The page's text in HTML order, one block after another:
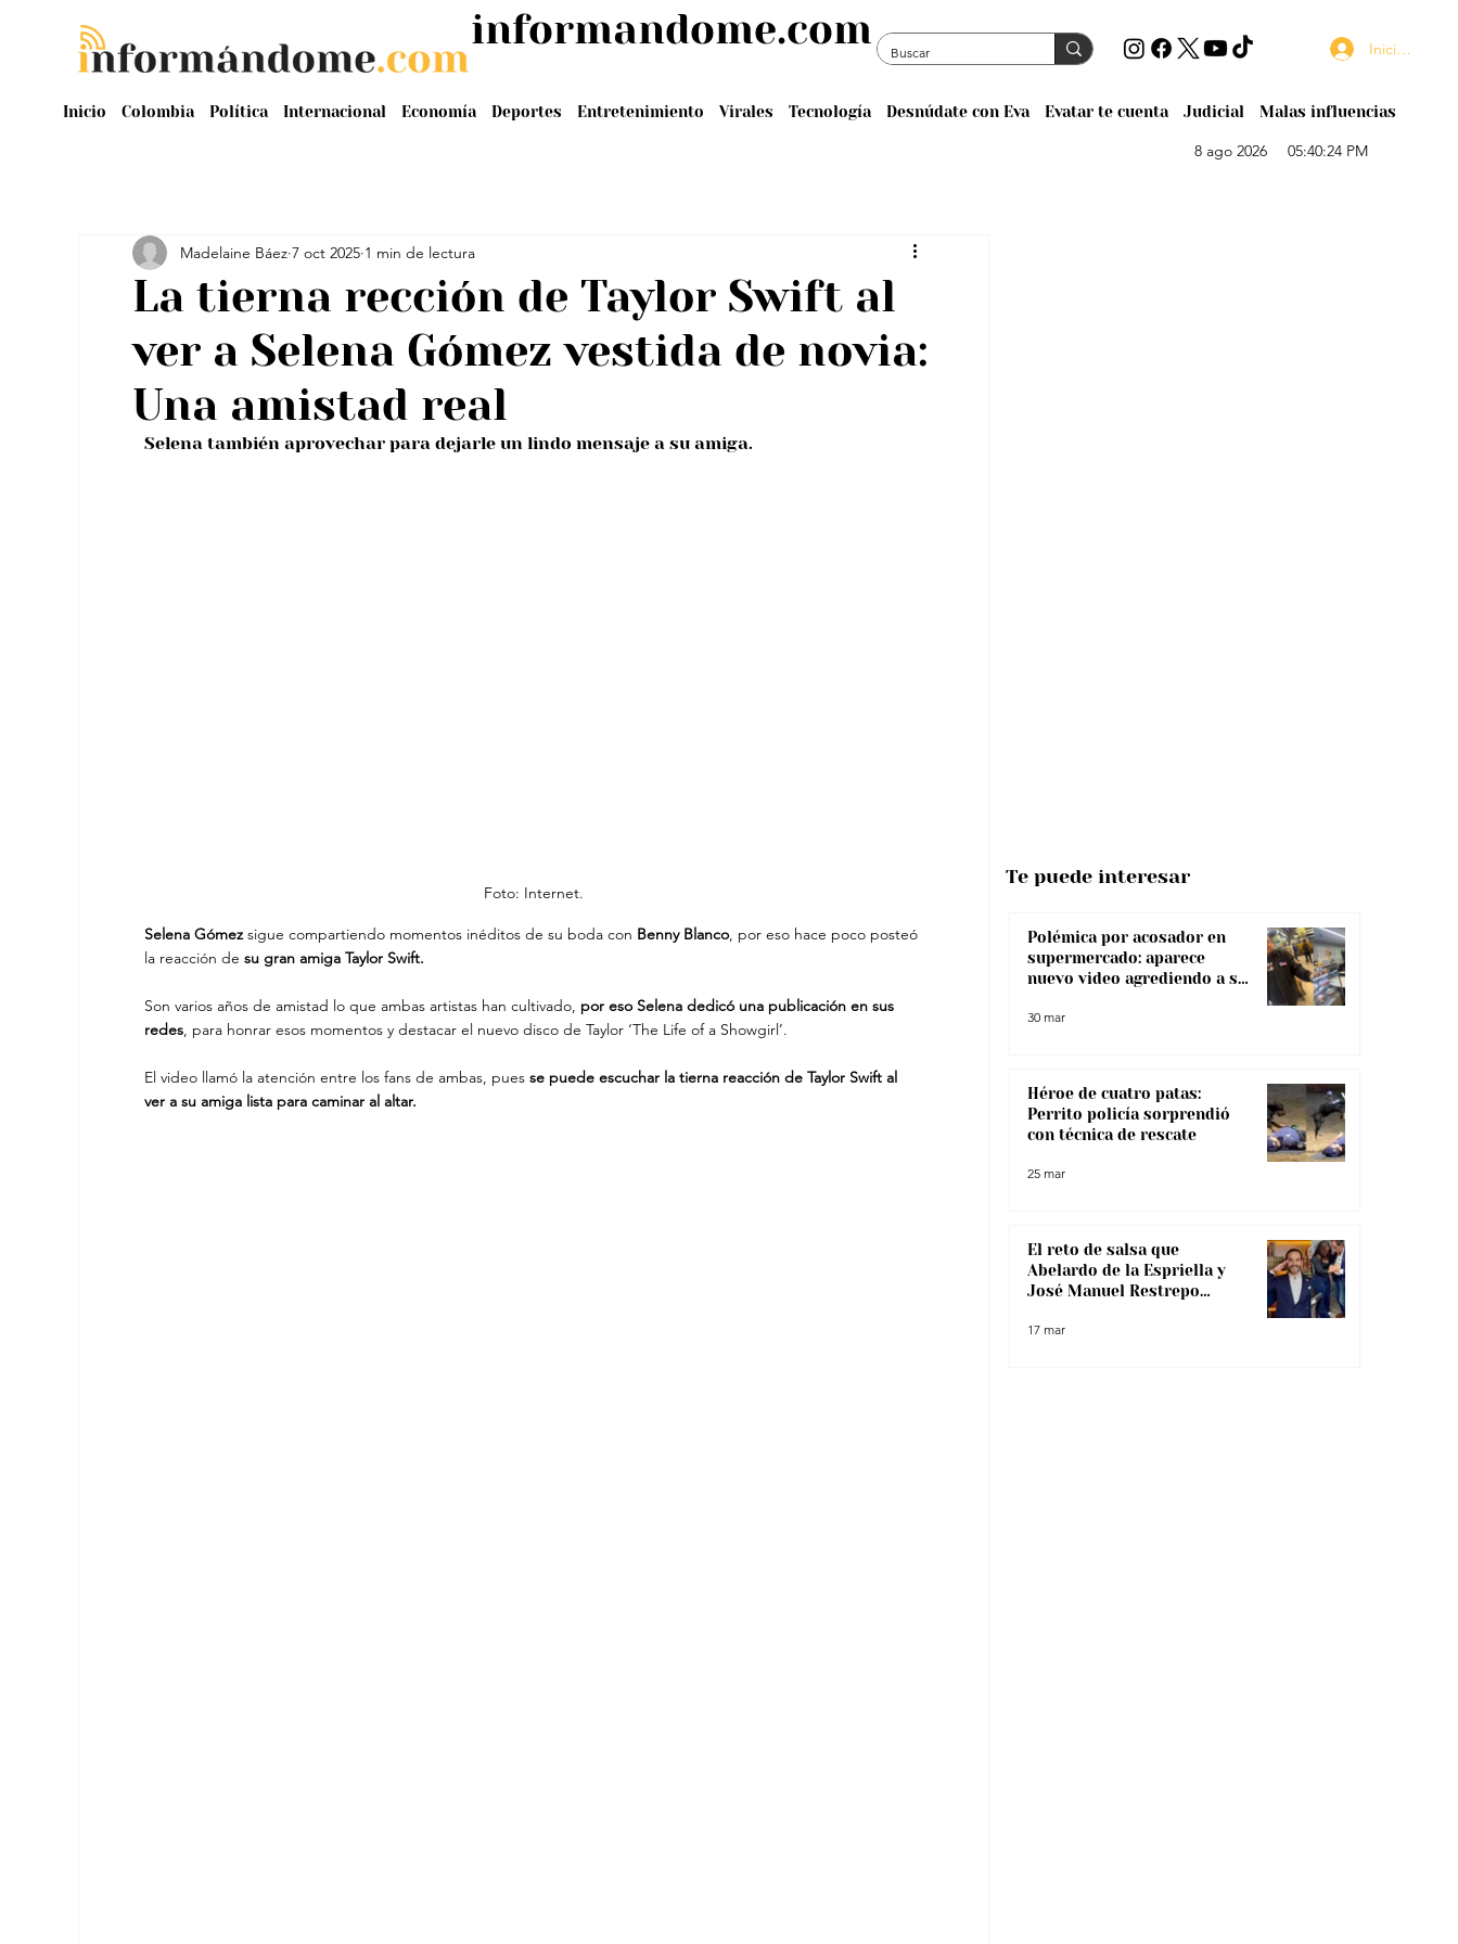
Inicio Colombia Política Internacional Economía Deportes Entretenimiento Virales Tecnología Desnúdate con Eva Evatar te cuenta Judicial Malas influencias
Iniciar sesión
8 ago 2026 05:40:24 PM
informandome.com
La tierna rección de Taylor Swift al
ver a Selena Gómez vestida de novia:
Una amistad real
Madelaine Báez 7 oct 2025 1 min de lectura
Selena también aprovechar para dejarle un lindo mensaje a su amiga.
Foto: Internet.
Selena Gómez sigue compartiendo momentos inéditos de su boda con Benny Blanco, por eso hace poco posteó
la reacción de su gran amiga Taylor Swift.
Son varios años de amistad lo que ambas artistas han cultivado, por eso Selena dedicó una publicación en sus
redes, para honrar esos momentos y destacar el nuevo disco de Taylor ‘The Life of a Showgirl’.
El video llamó la atención entre los fans de ambas, pues se puede escuchar la tierna reacción de Taylor Swift al
ver a su amiga lista para caminar al altar.
Polémica por acosador en
supermercado: aparece
nuevo video agrediendo a su
30 mar
Héroe de cuatro patas:
Perrito policía sorprendió
con técnica de rescate
25 mar
El reto de salsa que
Abelardo de la Espriella y
José Manuel Restrepo
17 mar
Te puede interesar